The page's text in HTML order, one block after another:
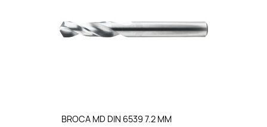
BROCA MD DIN 6539 7.2 MM